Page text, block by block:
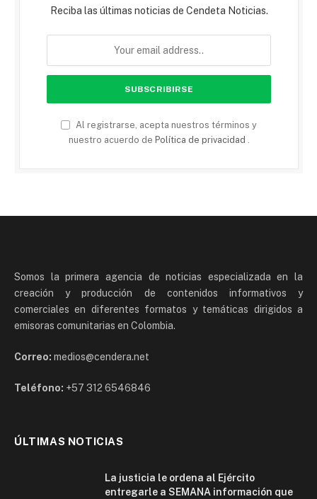
Reciba las últimas noticias de Cendeta Noticias.
Al registrarse, acepta nuestros términos y
nuestro acuerdo de Política de privacidad .
Somos la primera agencia de noticias especializada en la
creación y producción de contenidos informativos y
comerciales en diferentes formatos y temáticas dirigidos a
emisoras comunitarias en Colombia.
Correo: medios@cendera.net
Teléfono: +57 312 6546846
ÚLTIMAS NOTICIAS
La justicia le ordena al Ejército
entregarle a SEMANA información que